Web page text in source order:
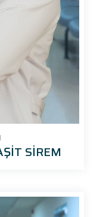
SİREM